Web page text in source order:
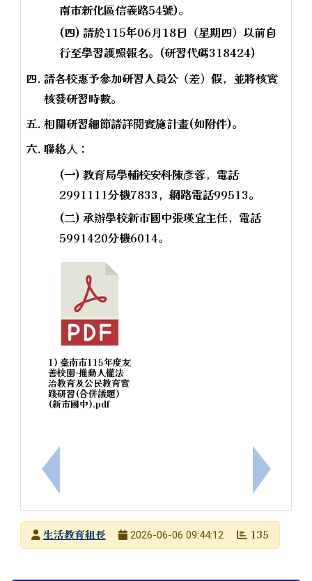
上一筆：社團法人臺灣太祖慈善會開設多元學生校外
南市新化區信義路54號)。
(四) 請於115年06月18日（星期四）以前自
行至學習護照報名。(研習代碼318424)
請各校惠予參加研習人員公（差）假，並將核實
核發研習時數。
相關研習細節請詳閱實施計畫(如附件)。
聯絡⼈：
(一) 教育局學輔校安科陳彥蓉，電話
2991111分機7833，網路電話99513。
(二) 承辦學校新市國中張瑛宜主任，電話
5991420分機6014。
1) 臺南市115年度友
善校園-推動人權法
治教育及公民教育實
踐研習(合併議題)
(新市國中).pdf
下一筆：
發布者生活教育組長
2026-06-06 09:44:12 135